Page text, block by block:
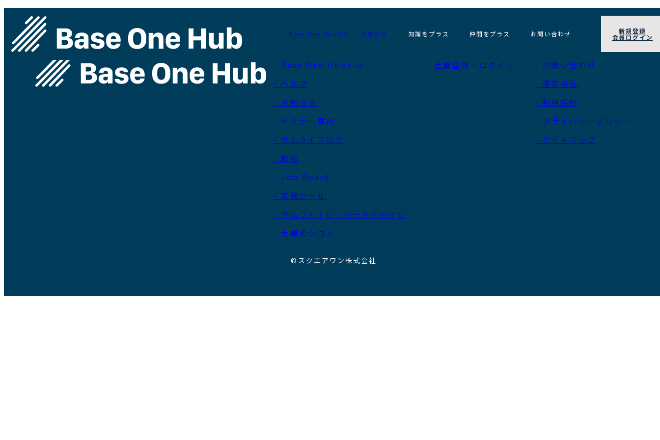
Base One Hubとは お知らせ 知識をプラス 仲間をプラス お問い合わせ 新規登録
会員ログイン
ログインしてください。
- Base One Hubとは
- ヘルプ
- お知らせ
- セミナー案内
- サムライブログ
- 動画
- Job Board
- 実務ツール
- サムライナビ・パートナーナビ
- 士業のシゴト
- 会員登録・ログイン
- お問い合わせ
- 運営会社
- 利用規約
- プライバシーポリシー
- サイトマップ
©スクエアワン株式会社